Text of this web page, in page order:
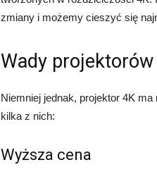
zmiany i możemy cieszyć się
Wady
Niemniej jednak, projektor 4K
kilka z nich:
Wyższa cena